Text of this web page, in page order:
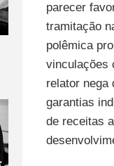
parecer
tramitação
polêmica
vinculações
relator nega
garantias
de receitas